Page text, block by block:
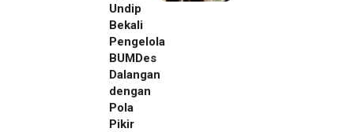
Undip
Bekali
Pengelola
BUMDes
Dalangan
dengan
Pola
Pikir